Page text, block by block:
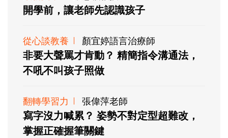
開學前，讓老師先認識孩子
從心談教養 顏宜婷語言治療師
非要大聲罵才肯動？ 精簡指令溝通法，
不吼不叫孩子照做
翻轉學習力 張偉萍老師
寫字沒力喊累？ 姿勢不對定型超難改，
掌握正確握筆關鍵